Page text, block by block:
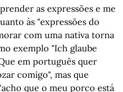
as expressões e me
às "expressões do
com uma nativa torna
exemplo "Ich glaube
em português quer
comigo", mas que
que o meu porco está